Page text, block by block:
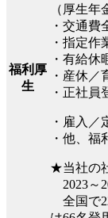
福利厚
生
（厚生
・交通費
・指定作
・有給休
・産休／
・正社員
・雇入／
・他、
★当社の
2023～
全国で